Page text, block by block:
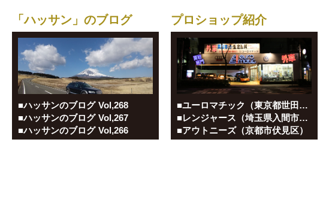
プロショップ紹介
■ユーロマチック（東京都世田谷区）
■レンジャース（埼玉県入間市、東京都目黒区）
■アウトニーズ（京都市伏見区）
「ハッサン」のブログ
■ハッサンのブログ Vol,268
■ハッサンのブログ Vol,267
■ハッサンのブログ Vol,266